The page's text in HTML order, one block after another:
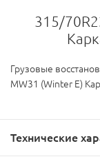
315/
Грузовые
MW31 (Winter E)
Технические